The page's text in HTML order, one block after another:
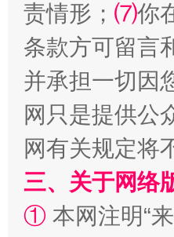
站台名比不上好声
漫山遍野的桃花与雪山、
责情形； ⑺你
条款方可留言
并承担一切因
网只是提供公
网有关规定将
三、关于网络
① 本网注明“